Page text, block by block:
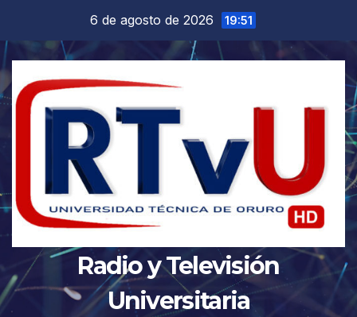
contenido
6 de agosto de 2026 19:51
Radio y Televisión
Universitaria